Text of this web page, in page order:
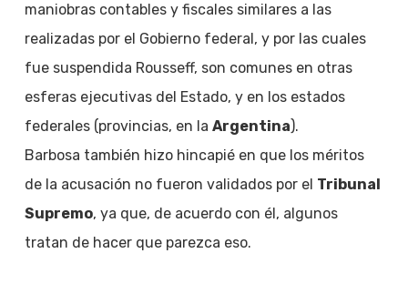
maniobras contables y fiscales similares a las
realizadas por el Gobierno federal, y por las cuales
fue suspendida Rousseff, son comunes en otras
esferas ejecutivas del Estado, y en los estados
federales (provincias, en la Argentina).
Barbosa también hizo hincapié en que los méritos
de la acusación no fueron validados por el Tribunal
Supremo, ya que, de acuerdo con él, algunos
tratan de hacer que parezca eso.